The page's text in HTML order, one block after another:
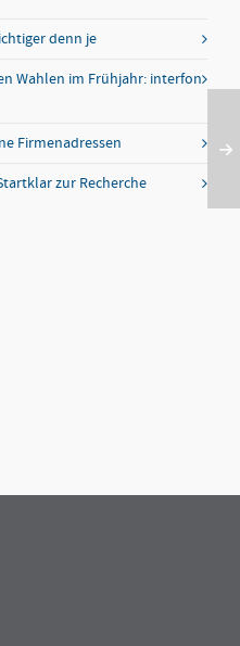
denn je
Wahlen im Frühjahr: interfon
Firmenadressen
zur Recherche